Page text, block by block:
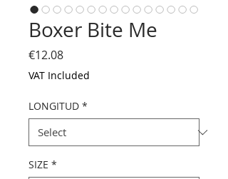
Boxer Bite Me
€12.08Price
VAT Included
LONGITUD *
SIZE *